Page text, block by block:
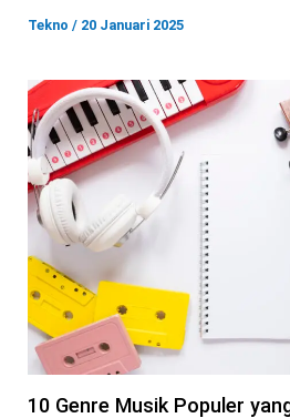
Tekno / 20 Januari 2025
10 Genre Musik Populer